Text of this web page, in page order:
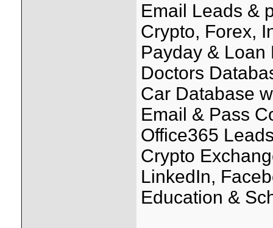
Email Leads &
Crypto, Forex,
Payday & Loan
Doctors
Car Database
Email & Pass
Office365
Crypto
LinkedIn,
Education &